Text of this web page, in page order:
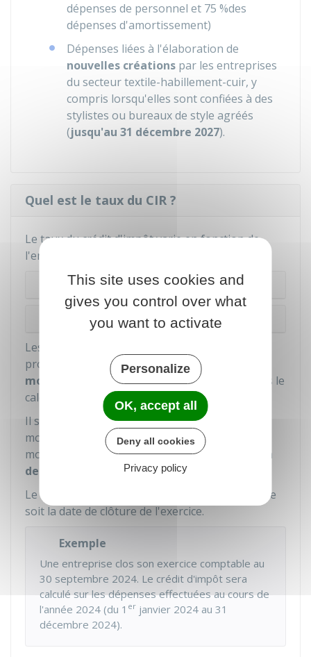
dépenses de personnel et 75 %des
dépenses d'amortissement)
Dépenses liées à l'élaboration de
nouvelles créations par les entreprises
du secteur textile-habillement-cuir, y
compris lorsqu'elles sont confiées à des
stylistes ou bureaux de style agréés
(jusqu'au 31 décembre 2027).
Quel est le taux du CIR ?
Le taux du crédit d'impôt varie en fonction de
l'endroit où l'entreprise est située :
Métropole
Département d'outre-mer
Les subventions publiques reçues pour les
projets de recherche doivent êtredéduites du
montant des dépensesprises en compte dans le
calcul du CIR.
Il s'agit des aides versées par les personnes
morales de
droit publicou par les personnes
morales de
droit privéchargées d'une
mission
de service public
Le CIR est déterminé par
, quelle que
soit la date de clôture de l'exercice.
Exemple
Une entreprise clos son exercice comptable au
30 septembre 2024. Le crédit d'impôt sera
calculé sur les dépenses effectuées au cours de
l'année 2024 (du 1 er janvier 2024 au 31
décembre 2024).
This site uses cookies and
gives you control over what
you want to activate
Personalize
OK, accept all
Deny all cookies
Privacy policy